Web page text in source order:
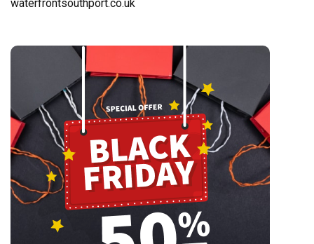
waterfrontsouthport.co.uk